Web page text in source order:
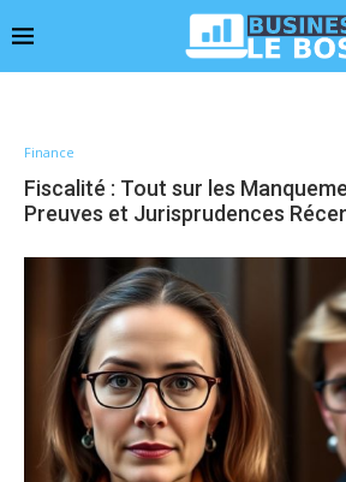
Finance
Fiscalité : Tout sur les
Preuves et Jurisprudences